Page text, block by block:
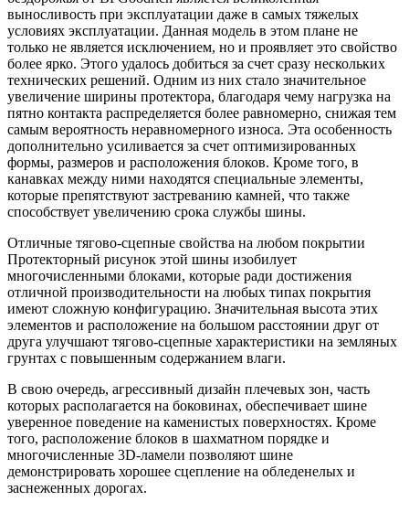
выносливость при эксплуатации даже в самых тяжелых
условиях эксплуатации. Данная модель в этом плане не
только не является исключением, но и проявляет это свойство
более ярко. Этого удалось добиться за счет сразу нескольких
технических решений. Одним из них стало значительное
увеличение ширины протектора, благодаря чему нагрузка на
пятно контакта распределяется более равномерно, снижая тем
самым вероятность неравномерного износа. Эта особенность
дополнительно усиливается за счет оптимизированных
формы, размеров и расположения блоков. Кроме того, в
канавках между ними находятся специальные элементы,
которые препятствуют застреванию камней, что также
способствует увеличению срока службы шины.
Отличные тягово-сцепные свойства на любом покрытии
Протекторный рисунок этой шины изобилует
многочисленными блоками, которые ради достижения
отличной производительности на любых типах покрытия
имеют сложную конфигурацию. Значительная высота этих
элементов и расположение на большом расстоянии друг от
друга улучшают тягово-сцепные характеристики на земляных
грунтах с повышенным содержанием влаги.
В свою очередь, агрессивный дизайн плечевых зон, часть
которых располагается на боковинах, обеспечивает шине
уверенное поведение на каменистых поверхностях. Кроме
того, расположение блоков в шахматном порядке и
многочисленные 3D-ламели позволяют шине
демонстрировать хорошее сцепление на обледенелых и
заснеженных дорогах.